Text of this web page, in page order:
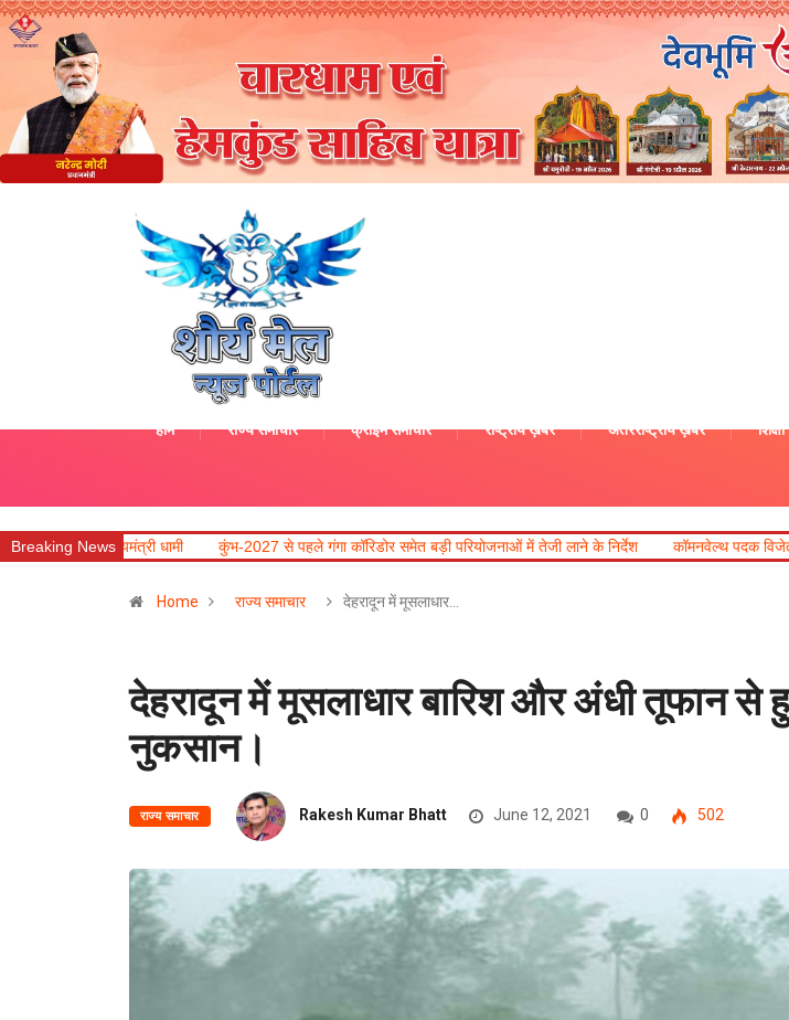
होम राज्य समाचार क्राइम समाचार राष्ट्रीय ख़बरें अंतरराष्ट्रीय ख़बरें शिक्षा
Breaking News
धामी कुंभ-2027 से पहले गंगा कॉरिडोर समेत बड़ी परियोजनाओं में तेजी लाने के निर्देश कॉमनवेल्थ पदक विजेताओं और प्रशिक्षकों को
Home राज्य समाचार देहरादून में मूसलाधार…
देहरादून में मूसलाधार बारिश और अंधी तूफान से
नुकसान।
राज्य समाचार Rakesh Kumar Bhatt June 12, 2021 0 502